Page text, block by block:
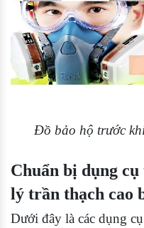
Đồ bảo hộ trước
Chuẩn bị dụng
lý trần thạch cao
Dưới đây là các dụng